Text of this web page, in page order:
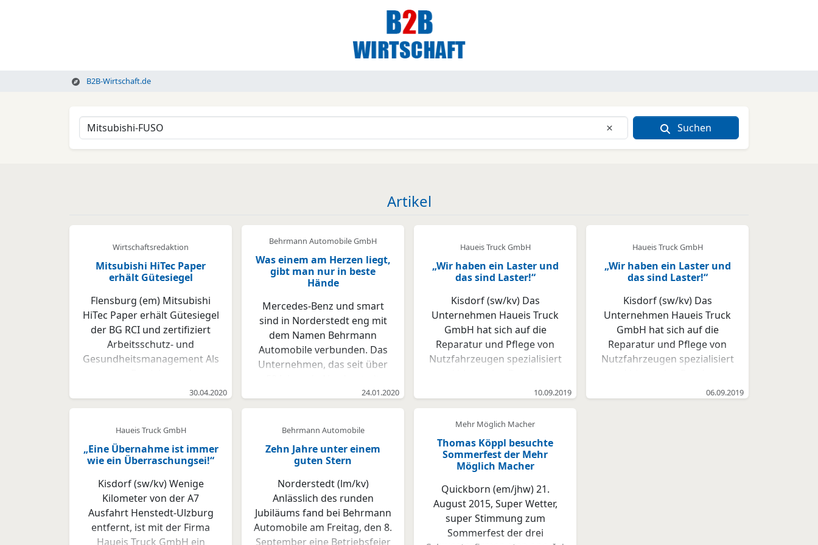
B2B-Wirtschaft.de
Eingabe löschen
Suchen
Artikel
Wirtschaftsredaktion
Mitsubishi HiTec Paper
erhält Gütesiegel
Flensburg (em) Mitsubishi
HiTec Paper erhält Gütesiegel
der BG RCI und zertifiziert
Arbeitsschutz- und
Gesundheitsmanagement Als
Papierindustrie hat die
Mitsubishi HiTec Paper
Standorten Bielefeld und
Flensburg das Gütesiegel
„Sicher mit System“ der
Rohstoffe und Chemische
Industrie (BG RCI) erhalten.
Gleichzeitig wurde das
Arbeitsschutz- und
30.04.2020
Behrmann Automobile GmbH
Was einem am Herzen liegt,
gibt man nur in beste
Hände
Mercedes-Benz und smart
sind in Norderstedt eng mit
dem Namen Behrmann
Automobile verbunden. Das
Unternehmen, das seit über
ansässig ist, wurde von
Frank-Michael Seftel und Uwe
einem starken Partner der
Marken Mercedes-Benz und
smart ausgebaut, sowie im
LKW Bereich mit den Marken
Mitsubishi-FUSO, IVECO und
Mercedes-Benz. Für die rund
85 Mitarbeiter, die derzeit bei
Mercedes Behrmann
24.01.2020
Haueis Truck GmbH
„Wir haben ein Laster und
das sind Laster!“
Kisdorf (sw/kv) Das
Unternehmen Haueis Truck
GmbH hat sich auf die
Reparatur und Pflege von
Nutzfahrzeugen spezialisiert
Versorgung für Ihren
gesamten Fuhrpark. Ob
Wartungen sowie gesetzliche
Prüfungen für Wohnmobil,
Transporter, LKW,
Zugmaschine Anhänger,
Auflieger, Ladebordwände
das hochqualifizierte
Personal bietet ein
umfangreiches
10.09.2019
Haueis Truck GmbH
„Wir haben ein Laster und
das sind Laster!“
Kisdorf (sw/kv) Das
Unternehmen Haueis Truck
GmbH hat sich auf die
Reparatur und Pflege von
Nutzfahrzeugen spezialisiert
Versorgung für Ihren
gesamten Fuhrpark. Ob
06.09.2019
Haueis Truck GmbH
„Eine Übernahme ist immer
wie ein Überraschungsei!“
Kisdorf (sw/kv) Wenige
Kilometer von der A7
Ausfahrt Henstedt-Ulzburg
entfernt, ist mit der Firma
Haueis Truck GmbH ein
Behrmann Automobile
Zehn Jahre unter einem
guten Stern
Norderstedt (lm/kv)
Anlässlich des runden
Jubiläums fand bei Behrmann
Automobile am Freitag, den 8.
September eine Betriebsfeier
Mehr Möglich Macher
Thomas Köppl besuchte
Sommerfest der Mehr
Möglich Macher
Quickborn (em/jhw) 21.
August 2015, Super Wetter,
super Stimmung zum
Sommerfest der drei